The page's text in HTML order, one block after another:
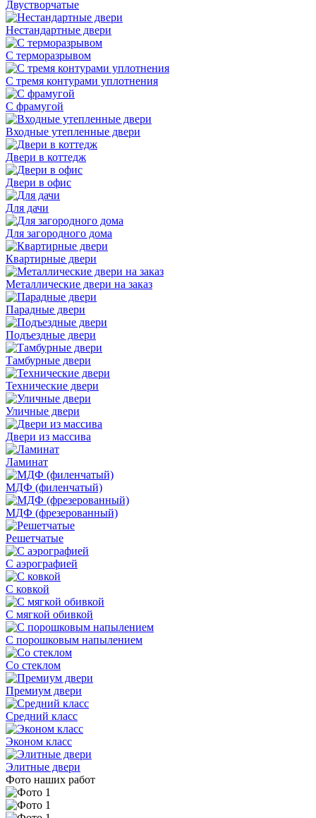
Двустворчатые
Нестандартные двери
С терморазрывом
С тремя контурами уплотнения
С фрамугой
Входные утепленные двери
Двери в коттедж
Двери в офис
Для дачи
Для загородного дома
Квартирные двери
Металлические двери на заказ
Парадные двери
Подъездные двери
Тамбурные двери
Технические двери
Уличные двери
Двери из массива
Ламинат
МДФ (филенчатый)
МДФ (фрезерованный)
Решетчатые
С аэрографией
С ковкой
С мягкой обивкой
С порошковым напылением
Со стеклом
Премиум двери
Средний класс
Эконом класс
Элитные двери
Фото наших работ